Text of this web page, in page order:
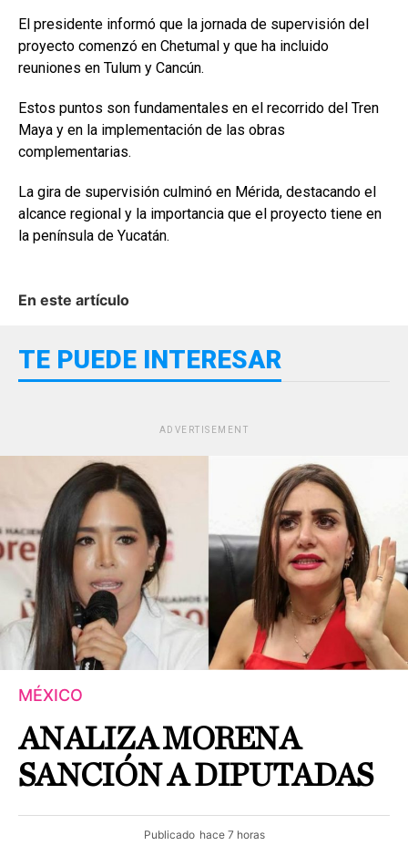
El presidente informó que la jornada de supervisión del
proyecto comenzó en Chetumal y que ha incluido
reuniones en Tulum y Cancún.
Estos puntos son fundamentales en el recorrido del Tren
Maya y en la implementación de las obras
complementarias.
La gira de supervisión culminó en Mérida, destacando el
alcance regional y la importancia que el proyecto tiene en
la península de Yucatán.
En este artículo
TE PUEDE INTERESAR
ADVERTISEMENT
MÉXICO
ANALIZA MORENA
SANCIÓN A DIPUTADAS
Publicado hace 7 horas